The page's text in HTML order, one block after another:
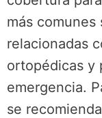
más
relacionadas
ortopédicas y
emergencia.
se